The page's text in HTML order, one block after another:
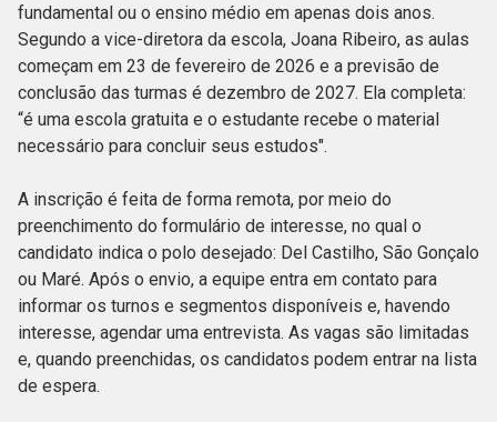
fundamental ou o ensino médio em apenas dois anos.
Segundo a vice-diretora da escola, Joana Ribeiro, as aulas
começam em 23 de fevereiro de 2026 e a previsão de
conclusão das turmas é dezembro de 2027. Ela completa:
“é uma escola gratuita e o estudante recebe o material
necessário para concluir seus estudos".
A inscrição é feita de forma remota, por meio do
preenchimento do formulário de interesse, no qual o
candidato indica o polo desejado: Del Castilho, São Gonçalo
ou Maré. Após o envio, a equipe entra em contato para
informar os turnos e segmentos disponíveis e, havendo
interesse, agendar uma entrevista. As vagas são limitadas
e, quando preenchidas, os candidatos podem entrar na lista
de espera.